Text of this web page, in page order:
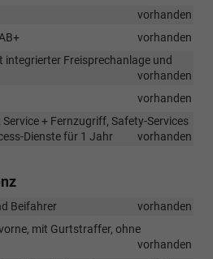
vorhanden
vorhanden
Freisprechanlage und
vorhanden
vorhanden
Service + Fernzugriff, Safety-Services
Dienste für 1 Jahr
vorhanden
Beifahrer
vorhanden
mit Gurtstraffer, ohne
vorhanden